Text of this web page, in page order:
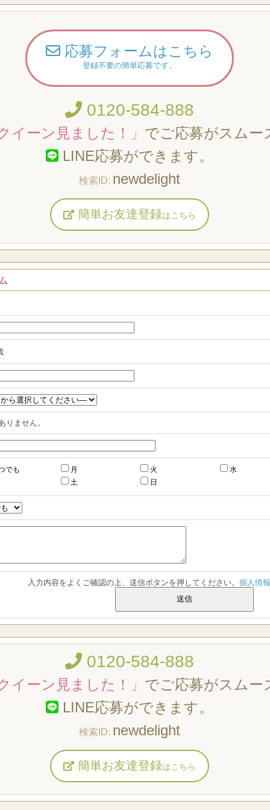
応募フォームはこちら
登録不要の簡単応募です。
0120-584-888
イーン見ました！」 でご応募がスムー
LINE応募ができます。
newdelight
簡単お友達登録はこちら
ません。
でも 月 火
水
土
日
入力内容をよくご確認の上、送信ボタンを押してください。 個人情
0120-584-888
イーン見ました！」 でご応募がスムー
LINE応募ができます。
newdelight
簡単お友達登録はこちら